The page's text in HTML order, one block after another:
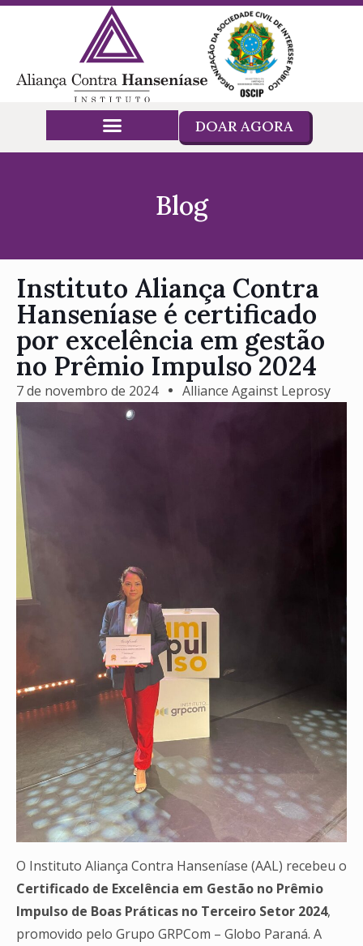
DOAR AGORA
Blog
Instituto Aliança Contra
Hanseníase é certificado
por excelência em gestão
no Prêmio Impulso 2024
7 de novembro de 2024 Alliance Against Leprosy
O Instituto Aliança Contra Hanseníase (AAL) recebeu o
Certificado de Excelência em Gestão no Prêmio
Impulso de Boas Práticas no Terceiro Setor 2024,
promovido pelo Grupo GRPCom – Globo Paraná. A